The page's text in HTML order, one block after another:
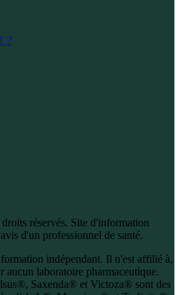
?
réservés. Site d'information
d'un professionnel de santé.
indépendant. Il n'est affilié à,
aucun laboratoire pharmaceutique.
Saxenda® et Victoza® sont des